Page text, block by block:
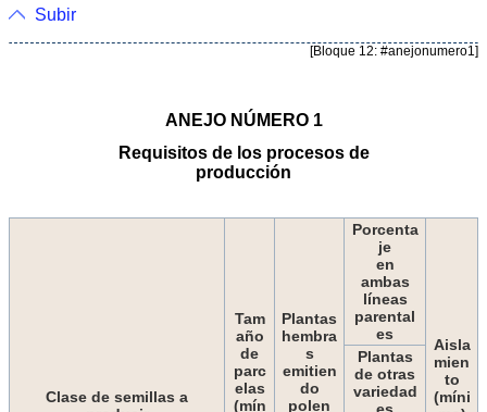
Subir
[Bloque 12: #anejonumero1]
ANEJO NÚMERO 1
Requisitos de los procesos de
producción
Clase de semillas a
Tam
año
de
parc
elas
(mín
Plantas
hembra
s
emitien
do
polen
Porcenta
je
en
ambas
líneas
parental
es
Aisla
mien
to
(míni
Plantas
de otras
variedad